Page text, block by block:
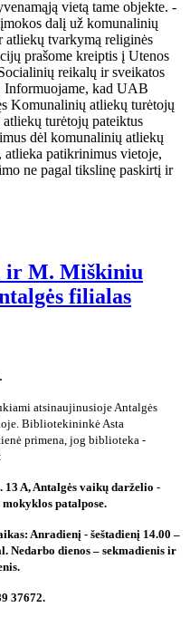
vietą tame objekte. -
dalį už komunalinių
atliekų tvarkymą religinės
prašome kreiptis į Utenos
reikalų ir sveikatos
Informuojame, kad UAB
Komunalinių atliekų turėtojų
turėtojų pateiktus
dėl komunalinių atliekų
patikrinimus vietoje,
ne pagal tikslinę paskirtį ir
ir M. Miškiniu
filialas
atsinaujinusioje Antalgės
Bibliotekininkė Asta
primena, jog biblioteka -
13 A, Antalgės vaikų darželio -
patalpose.
Anradienį - šeštadienį 14.00 –
Nedarbo dienos – sekmadienis ir
37672.